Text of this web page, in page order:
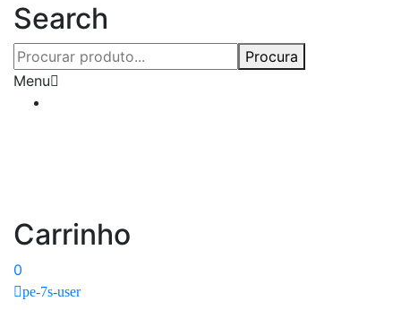
Search
Procura
Menu
Carrinho
0
pe-7s-user